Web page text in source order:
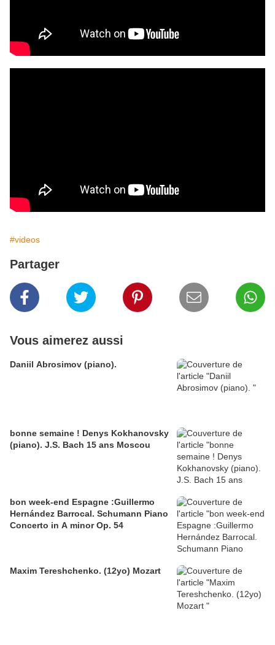
#videos
Partager
Vous aimerez aussi
Daniil Abrosimov (piano).
bonne semaine ! Denys Kokhanovsky
(piano). J.S. Bach 15 ans Moscou
bon week-end Espagne :Guillermo
Hernández Barrocal. Schumann Piano
Concerto in A minor Op. 54
Maxim Tereshchenko. (12yo) Mozart